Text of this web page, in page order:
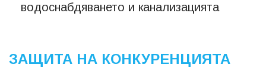
водоснабдяването и канализацията
ЗАЩИТА НА КОНКУРЕНЦИЯТА